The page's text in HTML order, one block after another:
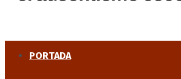
PORTADA